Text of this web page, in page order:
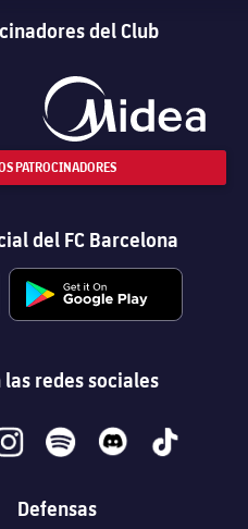
del Club
PATROCINADORES
del FC Barcelona
redes sociales
spotify discord tiktok
Defensas